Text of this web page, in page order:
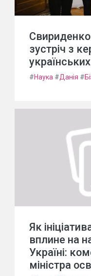
Свириденко
зустріч з
#Наука #Данія #
Як
вплине на
Україні:
міністра